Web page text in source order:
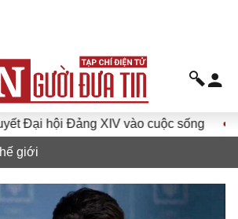
Đảng XIV vào cuộc sống Hướng
giới